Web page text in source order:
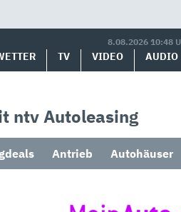
8.08.2026 10:48
TV VIDEO AUDIO
ntv Autoleasing
Antrieb Autohäuser